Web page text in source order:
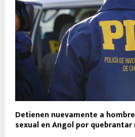
Detienen nuevamente a
sexual en Angol por